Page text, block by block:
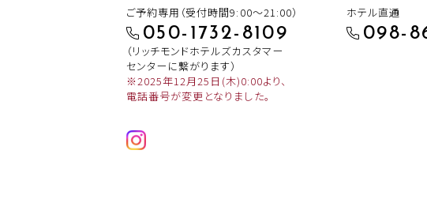
ご予約専用（受付時間9:00～21:00）
050-1732-8109
（リッチモンドホテルズカスタマー
センターに繋がります）
※2025年12月25日(木)0:00より、
電話番号が変更となりました。
ホテル直通
098-